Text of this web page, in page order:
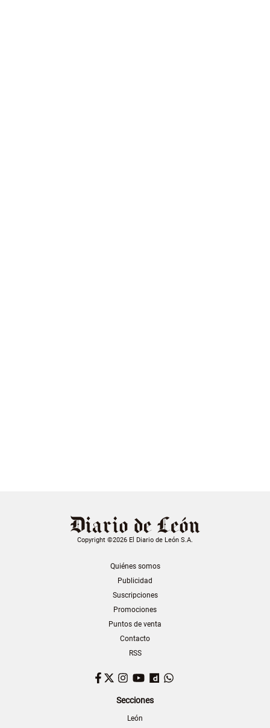
Copyright ©2026 El Diario de León S.A.
Quiénes somos
Publicidad
Suscripciones
Promociones
Puntos de venta
Contacto
RSS
Facebook
TwitterInstagram
YouTubeDailymotion
Secciones
León